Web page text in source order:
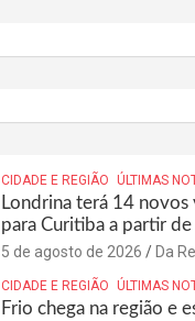
CIDADE E REGIÃO ÚLTIMAS
Londrina terá 14 novos
para Curitiba a partir de
5 de agosto de 2026 Da
CIDADE E REGIÃO ÚLTIMAS
Frio chega na região e